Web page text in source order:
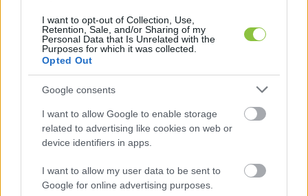
I want to opt-out of Collection, Use,
Retention, Sale, and/or Sharing of my
Personal Data that Is Unrelated with the
Purposes for which it was collected.
Opted Out
Google consents
I want to allow Google to enable storage
related to advertising like cookies on web or
device identifiers in apps.
I want to allow my user data to be sent to
Google for online advertising purposes.
kecskeméti fideszes képviselő volt az ügyvezetője - most
a fia, míg a politikus műszaki vezető a cégnél.
Hraskó István 2026. 04. 09.